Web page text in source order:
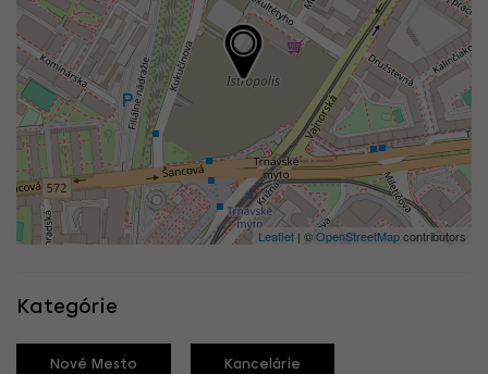
Leaflet | ©OpenStreetMapcontributors
Kategórie
Nové Mesto Kancelárie